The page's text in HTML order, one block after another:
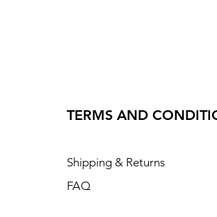
TERMS AND
Shipping & Returns
FAQ